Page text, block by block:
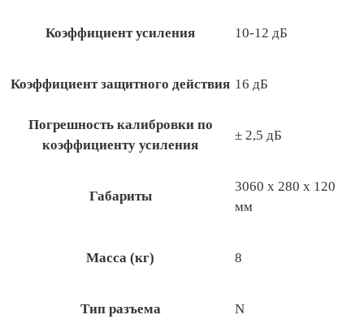
Коэффициент усиления 10-12 дБ
Коэффициент защитного действия 16 дБ
Погрешность калибровки по
коэффициенту усиления
± 2,5 дБ
Габариты
3060 х 280 х 120
мм
Масса (кг) 8
Тип разъема N